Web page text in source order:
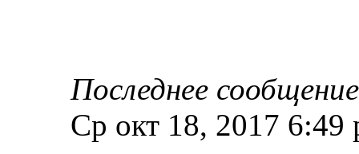
Последнее сообщение
Ср окт 18, 2017 6:49